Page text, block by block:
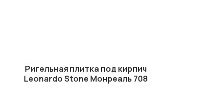
Ригельная плитка под кирпич
Leonardo Stone Монреаль 708